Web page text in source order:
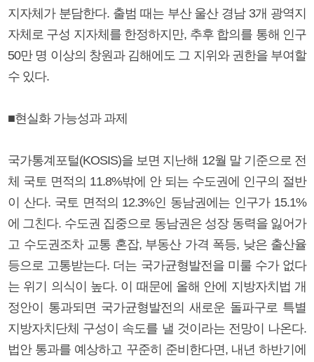
지자체가 분담한다. 출범 때는 부산 울산 경남 3개 광역지
자체로 구성 지자체를 한정하지만, 추후 합의를 통해 인구
50만 명 이상의 창원과 김해에도 그 지위와 권한을 부여할
수 있다.
■현실화 가능성과 과제
국가통계포털(KOSIS)을 보면 지난해 12월 말 기준으로 전
체 국토 면적의 11.8%밖에 안 되는 수도권에 인구의 절반
이 산다. 국토 면적의 12.3%인 동남권에는 인구가 15.1%
에 그친다. 수도권 집중으로 동남권은 성장 동력을 잃어가
고 수도권조차 교통 혼잡, 부동산 가격 폭등, 낮은 출산율
등으로 고통받는다. 더는 국가균형발전을 미룰 수가 없다
는 위기 의식이 높다. 이 때문에 올해 안에 지방자치법 개
정안이 통과되면 국가균형발전의 새로운 돌파구로 특별
지방자치단체 구성이 속도를 낼 것이라는 전망이 나온다.
법안 통과를 예상하고 꾸준히 준비한다면, 내년 하반기에